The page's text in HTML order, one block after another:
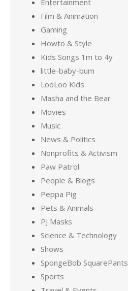
Entertainment
Film & Animation
Gaming
Howto & Style
Kids Songs 1m to 4y
little-baby-bum
LooLoo Kids
Masha and the Bear
Movies
Music
News & Politics
Nonprofits & Activism
Paw Patrol
People & Blogs
Peppa Pig
Pets & Animals
PJ Masks
Science & Technology
Shows
SpongeBob SquarePants
Sports